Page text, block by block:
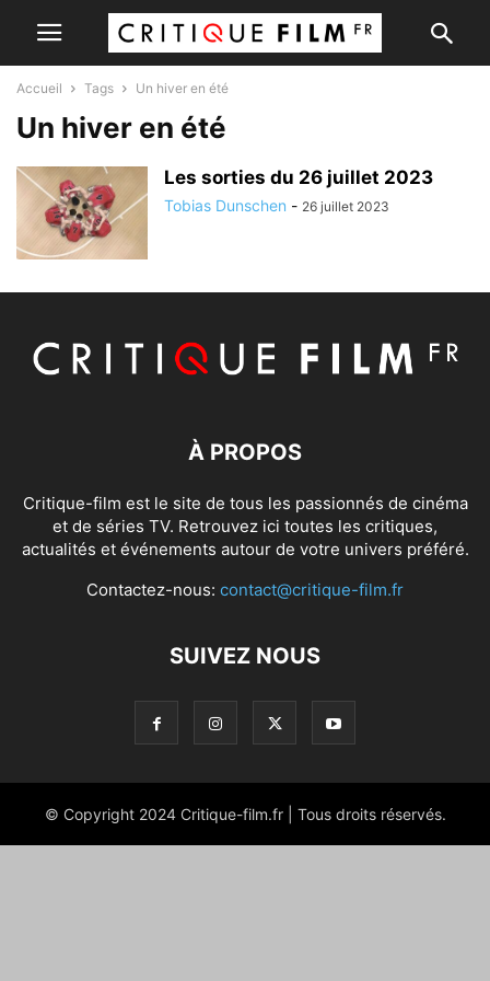
Accueil Tags Un hiver en été
Un hiver en été
Les sorties du 26 juillet 2023
Tobias Dunschen - 26 juillet 2023
À PROPOS
Critique-film est le site de tous les passionnés de cinéma
et de séries TV. Retrouvez ici toutes les critiques,
actualités et événements autour de votre univers préféré.
Contactez-nous: contact@critique-film.fr
SUIVEZ NOUS
© Copyright 2024 Critique-film.fr | Tous droits réservés.